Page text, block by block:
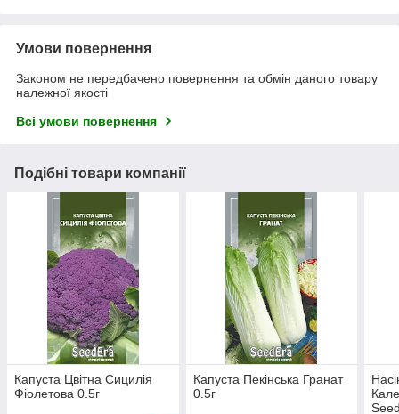
Умови повернення
Законом не передбачено повернення та обмін даного товару
належної якості
Всі умови повернення
Подібні товари компанії
Капуста Цвітна Сицилія
Фіолетова 0.5г
Капуста Пекінська Гранат
0.5г